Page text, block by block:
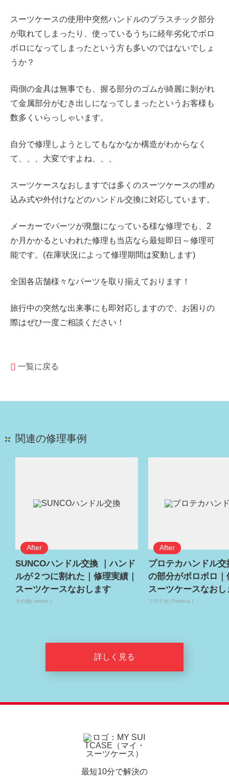
スーツケースの使用中突然ハンドルのプラスチック部分
が取れてしまったり、使っているうちに経年劣化でボロ
ボロになってしまったという方も多いのではないでしょ
うか？
両側の金具は無事でも、握る部分のゴムが綺麗に剝がれ
て金属部分がむき出しになってしまったというお客様も
数多くいらっしゃいます。
自分で修理しようとしてもなかなか構造がわからなく
て、、、大変ですよね、、、
スーツケースなおしますでは多くのスーツケースの埋め
込み式や外付けなどのハンドル交換に対応しています。
メーカーでパーツが廃盤になっている様な修理でも、2
か月かかるといわれた修理も当店なら最短即日～修理可
能です。(在庫状況によって修理期間は変動します)
全国各店舗様々なパーツを取り揃えております！
旅行中の突然な出来事にも即対応しますので、お困りの
際はぜひ一度ご相談ください！
一覧に戻る
関連の修理事例
SUNCOハンドル交換 ｜ハンド
ルが２つに割れた｜修理実績｜
スーツケースなおします
その他( others )
プロテカハンドル
の部分がボロボロ｜
スーツケースなおし
プロテカ( Proteca )
詳しく見る
最短10分で解決の